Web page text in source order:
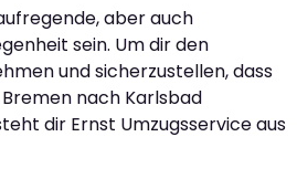
aber auch
sein. Um dir den
und sicherzustellen, dass
nach Karlsbad
dir Ernst Umzugsservice aus